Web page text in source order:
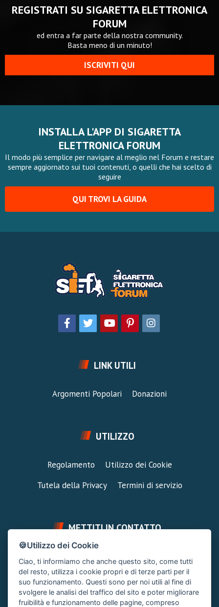
REGISTRATI SU SIGARETTA ELETTRONICA
FORUM
ed entra a far parte della nostra community.
Basta meno di un minuto!
ISCRIVITI QUI
INSTALLA L'APP DI SIGARETTA
ELETTRONICA FORUM
Il modo più semplice per navigare al meglio nel Forum e restare
sempre aggiornato sui tuoi contenuti, o quelli che hai scelto di
seguire
QUI TROVI LA GUIDA
LINK UTILI
Argomenti Popolari Donazioni
UTILIZZO
Regolamento
Utilizzo dei Cookie
Tutela della Privacy
Termini di servizio
METTITI IN CONTATTO
FAI UNA DOMANDA
Chiedi un Consiglio
Area Ticket
CONTATTA L'AMMINISTRAZIONE
Clicca quì
🍪Utilizzo dei Cookie
Ciao, ti informiamo che anche questo sito, come tutti
del resto, utilizza i cookie propri e di terze parti per il
suo funzionamento. Questi sono per noi utili al fine di
svolgere le analisi del traffico del sito e poter migliorare
fruibilità e funzionamento delle pagine, compreso